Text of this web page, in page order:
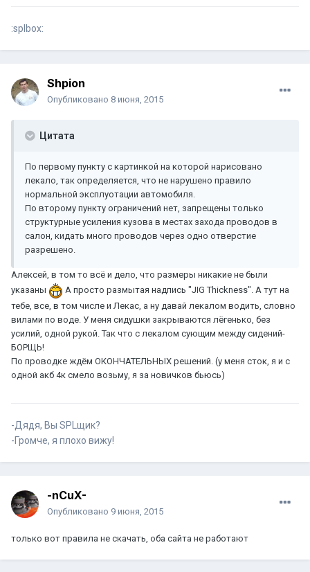
:splbox:
Shpion
Опубликовано 8 июня, 2015
Цитата
По первому пункту с картинкой на которой нарисовано
лекало, так определяется, что не нарушено правило
нормальной эксплуотации автомобиля.
По второму пункту ограничений нет, запрещены только
структурные усиления кузова в местах захода проводов в
салон, кидать много проводов через одно отверстие
разрешено.
Алексей, в том то всё и дело, что размеры никакие не были
указаны
А просто размытая надпись "JIG Thickness". А тут на
тебе, все, в том числе и Лекас, а ну давай лекалом водить, словно
вилами по воде. У меня сидушки закрываются лёгенько, без
усилий, одной рукой. Так что с лекалом сующим между сидений-
БОРЩЬ!
По проводке ждём ОКОНЧАТЕЛЬНЫХ решений. (у меня сток, я и с
одной акб 4к смело возьму, я за новичков бьюсь)
-Дядя, Вы SPLщик?
-Громче, я плохо вижу!
-nCuX-
Опубликовано 9 июня, 2015
только вот правила не скачать, оба сайта не работают